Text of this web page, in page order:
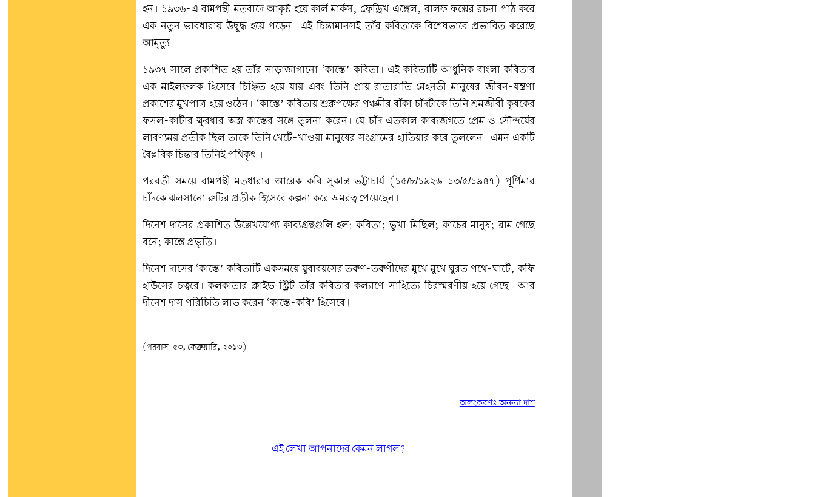
হন। ১৯৩৬-এ বামপন্থী মতবাদে আকৃষ্ট হয়ে কার্ল মার্কস, ফ্রেড্রিখ এঙ্গেল, রালফ ফক্সের রচনা পাঠ করে
এক নতুন ভাবধারায় উদ্বুদ্ধ হয়ে পড়েন। এই চিন্তামানসই তাঁর কবিতাকে বিশেষভাবে প্রভাবিত করেছে
আমৃত্যু।
১৯৩৭ সালে প্রকাশিত হয় তাঁর সাড়াজাগানো ‘কাস্তে’ কবিতা। এই কবিতাটি আধুনিক বাংলা কবিতার
এক মাইলফলক হিসেবে চিহ্নিত হয়ে যায় এবং তিনি প্রায় রাতারাতি মেহনতী মানুষের জীবন-যন্ত্রণা
প্রকাশের মুখপাত্র হয়ে ওঠেন। ‘কাস্তে’ কবিতায় শুক্লপক্ষের পঞ্চমীর বাঁকা চাঁদটাকে তিনি শ্রমজীবী কৃষকের
ফসল-কাটার ক্ষুরধার অস্ত্র কাস্তের সঙ্গে তুলনা করেন। যে চাঁদ এতকাল কাব্যজগতে প্রেম ও সৌন্দর্যের
লাবণ্যময় প্রতীক ছিল তাকে তিনি খেটে-খাওয়া মানুষের সংগ্রামের হাতিয়ার করে তুললেন। এমন একটি
বৈপ্লবিক চিন্তার তিনিই পথিকৃৎ ।
পরবর্তী সময়ে বামপন্থী মতধারার আরেক কবি সুকান্ত ভট্টাচার্য (১৫/৮/১৯২৬-১৩/৫/১৯৪৭) পূর্ণিমার
চাঁদকে ঝলসানো রুটির প্রতীক হিসেবে কল্পনা করে অমরত্ব পেয়েছেন।
দিনেশ দাসের প্রকাশিত উল্লেখযোগ্য কাব্যগ্রন্থগুলি হল: কবিতা; ভুখা মিছিল; কাচের মানুষ; রাম গেছে
বনে; কাস্তে প্রভৃতি।
দিনেশ দাসের ‘কাস্তে’ কবিতাটি একসময়ে যুবাবয়সের তরুণ-তরুণীদের মুখে মুখে ঘুরত পথে-ঘাটে, কফি
হাউসের চত্বরে। কলকাতার ক্লাইভ স্ট্রিট তাঁর কবিতার কল্যাণে সাহিত্যে চিরস্মরণীয় হয়ে গেছে। আর
দীনেশ দাস পরিচিতি লাভ করেন ‘কাস্তে-কবি’ হিসেবে!
(পরবাস-৫৩, ফেব্রুয়ারি, ২০১৩)
অলংকরণঃ অনন্যা দাশ
এই লেখা আপনাদের কেমন লাগল?